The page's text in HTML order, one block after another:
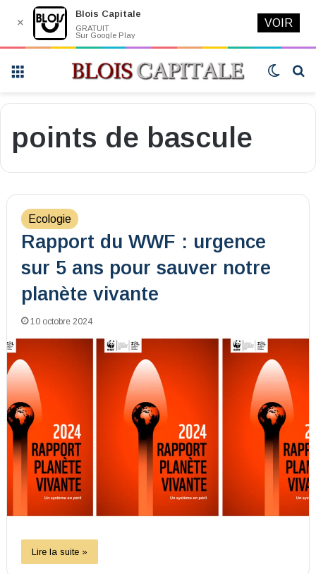
Switch
points de bascule
Ecologie
Rapport du WWF : urgence
sur 5 ans pour sauver notre
planète vivante
10 octobre 2024
Lire la suite »
✕
Blois Capitale
GRATUIT
Sur Google Play
VOIR